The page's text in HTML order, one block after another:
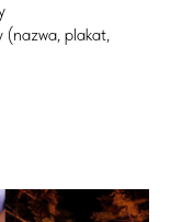
(nazwa, plakat,